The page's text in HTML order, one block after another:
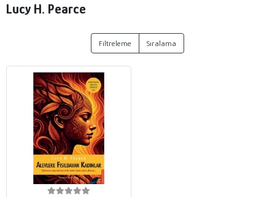
Lucy H. Pearce
Filtreleme Sıralama